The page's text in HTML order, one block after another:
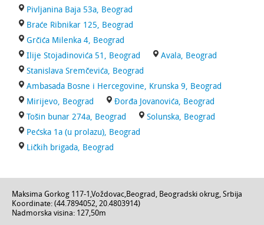
Pivljanina Baja 53a, Beograd
Braće Ribnikar 125, Beograd
Grčića Milenka 4, Beograd
Ilije Stojadinovića 51, Beograd
Avala, Beograd
Stanislava Sremčevića, Beograd
Ambasada Bosne i Hercegovine, Krunska 9, Beograd
Mirijevo, Beograd
Đorđa Jovanovića, Beograd
Tošin bunar 274a, Beograd
Solunska, Beograd
Pećska 1a (u prolazu), Beograd
Ličkih brigada, Beograd
Maksima Gorkog 117-1 ,Voždovac,Beograd, Beogradski okrug, Srbija
Koordinate: (44.7894052, 20.4803914)
Nadmorska visina: 127,50m